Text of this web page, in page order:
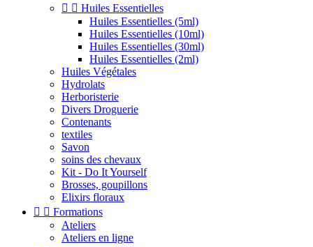
  Huiles Essentielles
Huiles Essentielles (5ml)
Huiles Essentielles (10ml)
Huiles Essentielles (30ml)
Huiles Essentielles (2ml)
Huiles Végétales
Hydrolats
Herboristerie
Divers Droguerie
Contenants
textiles
Savon
soins des chevaux
Kit - Do It Yourself
Brosses, goupillons
Elixirs floraux
  Formations
Ateliers
Ateliers en ligne